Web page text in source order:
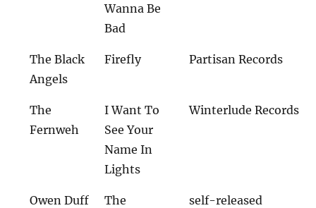
Wanna Be
Bad
The Black
Angels
Firefly Partisan Records
The
Fernweh
I Want To
See Your
Name In
Lights
Winterlude Records
Owen Duff
The
self-released